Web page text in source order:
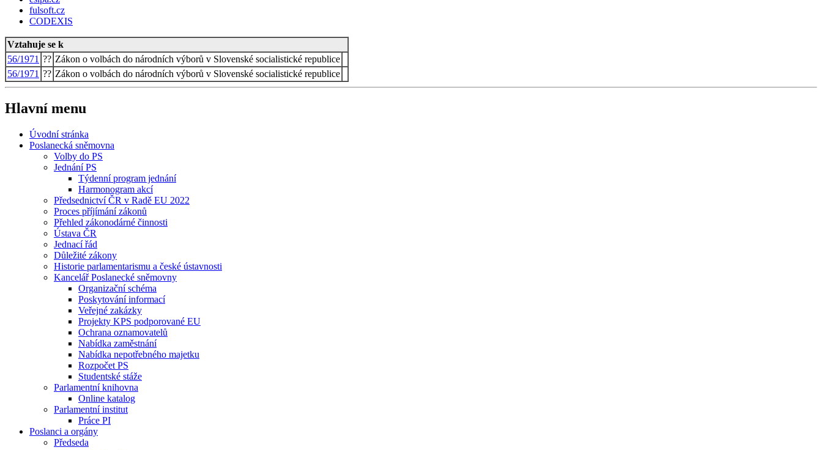
fulsoft.cz
CODEXIS
Vztahuje se k
56/1971 ?? Zákon o volbách do národních výborů v Slovenské socialistické republice
56/1971 ?? Zákon o volbách do národních výborů v Slovenské socialistické republice
Hlavní menu
Úvodní stránka
Poslanecká sněmovna
Volby do PS
Jednání PS
Týdenní program jednání
Harmonogram akcí
Předsednictví ČR v Radě EU 2022
Proces příjímání zákonů
Přehled zákonodárné činnosti
Ústava ČR
Jednací řád
Důležité zákony
Historie parlamentarismu a české ústavnosti
Kancelář Poslanecké sněmovny
Organizační schéma
Poskytování informací
Veřejné zakázky
Projekty KPS podporované EU
Ochrana oznamovatelů
Nabídka zaměstnání
Nabídka nepotřebného majetku
Rozpočet PS
Studentské stáže
Parlamentní knihovna
Online katalog
Parlamentní institut
Práce PI
Poslanci a orgány
Předseda